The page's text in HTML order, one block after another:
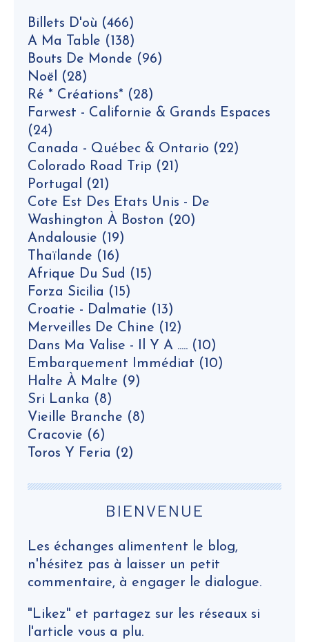
Billets D'où (466)
A Ma Table (138)
Bouts De Monde (96)
Noël (28)
Ré * Créations* (28)
Farwest - Californie & Grands Espaces
(24)
Canada - Québec & Ontario (22)
Colorado Road Trip (21)
Portugal (21)
Cote Est Des Etats Unis - De
Washington À Boston (20)
Andalousie (19)
Thaïlande (16)
Afrique Du Sud (15)
Forza Sicilia (15)
Croatie - Dalmatie (13)
Merveilles De Chine (12)
Dans Ma Valise - Il Y A ..... (10)
Embarquement Immédiat (10)
Halte À Malte (9)
Sri Lanka (8)
Vieille Branche (8)
Cracovie (6)
Toros Y Feria (2)
BIENVENUE
Les échanges alimentent le blog,
n'hésitez pas à laisser un petit
commentaire, à engager le dialogue.
"Likez" et partagez sur les réseaux si
l'article vous a plu.